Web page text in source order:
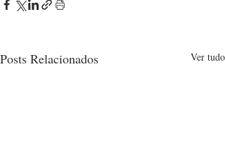
Posts Relacionados Ver tudo